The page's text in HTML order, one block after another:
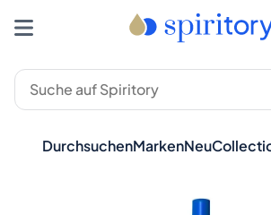
DurchsuchenMarkenNeu